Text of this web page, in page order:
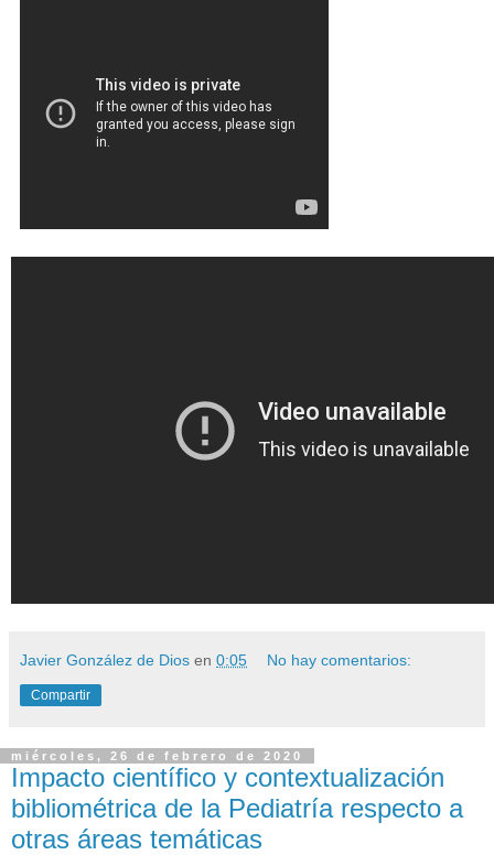
Javier González de Dios en 0:05 No hay comentarios:
Compartir
miércoles, 26 de febrero de 2020
Impacto científico y contextualización
bibliométrica de la Pediatría respecto a
otras áreas temáticas